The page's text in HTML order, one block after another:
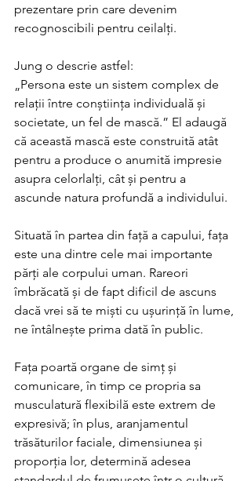
prezentare prin care devenim
recognoscibili pentru ceilalți.
Jung o descrie astfel:
„Persona este un sistem complex de
relații între conștiința individuală și
societate, un fel de mască.” El adaugă
că această mască este construită atât
pentru a produce o anumită impresie
asupra celorlalți, cât și pentru a
ascunde natura profundă a individului.
Situată în partea din față a capului, fața
este una dintre cele mai importante
părți ale corpului uman. Rareori
îmbrăcată și de fapt dificil de ascuns
dacă vrei să te miști cu ușurință în lume,
ne întâlnește prima dată în public.
Fața poartă organe de simț și
comunicare, în timp ce propria sa
musculatură flexibilă este extrem de
expresivă; în plus, aranjamentul
trăsăturilor faciale, dimensiunea și
proporția lor, determină adesea